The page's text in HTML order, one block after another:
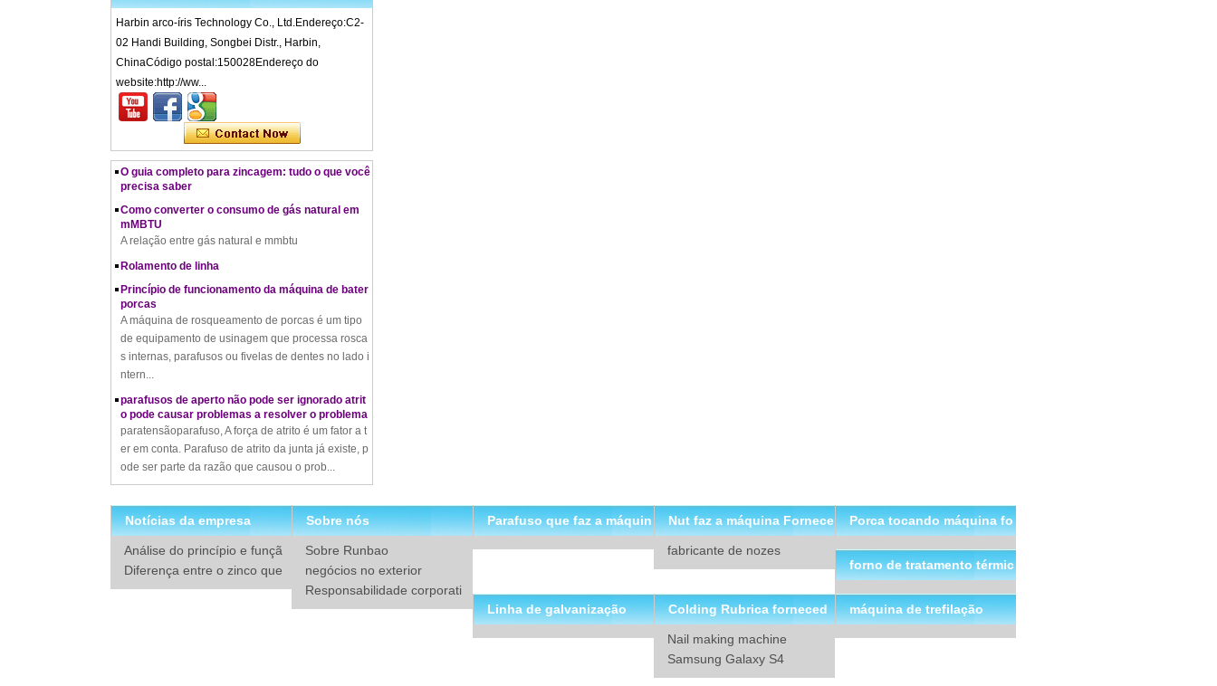
Harbin arco-íris Technology Co., Ltd.Endereço:C2-
02 Handi Building, Songbei Distr., Harbin,
ChinaCódigo postal:150028Endereço do
website:http://ww...
O que é forjamento a frio – Processo de forjame
nto a frio, materiais, usos, vantagens e desvanta
gens
Como funciona uma máquina laminadora de linh
O guia completo para zincagem: tudo o que você
precisa saber
Como converter o consumo de gás natural em
mMBTU
A relação entre gás natural e mmbtu
Rolamento de linha
Princípio de funcionamento da máquina de bater
porcas
A máquina de rosqueamento de porcas é um tipo
de equipamento de usinagem que processa rosca
s internas, parafusos ou fivelas de dentes no lado i
ntern...
parafusos de aperto não pode ser ignorado atrit
o pode causar problemas a resolver o problema
paratensãoparafuso, A força de atrito é um fator a t
er em conta. Parafuso de atrito da junta já existe, p
ode ser parte da razão que causou o prob...
Quando usar arruelas de pressão: um guia com
pleto
Diferença entre o zinco quente e a galvanização
a quente
A galvanização de zinco e picado quente de merg
ulho a quente são dois processos diferentes para
a proteção contra corrosão dos metais, com zinc
Notícias da empresa
Análise do princípio e funçã
o das lavadoras de mola
Diferença entre o zinco que
nte e a galvanização a que
Sobre nós
Sobre Runbao
negócios no exterior
Responsabilidade corporati
va
Parafuso que faz a máquin
a Fornecedor
Nut faz a máquina Fornece
dorfabricante de nozes
Porca tocando máquina fo
rnecedores de China
forno de tratamento térmic
o na China
Linha de galvanização
Colding Rubrica forneced
ores de máquinas
Nail making machine
Samsung Galaxy S4
máquina de trefilação